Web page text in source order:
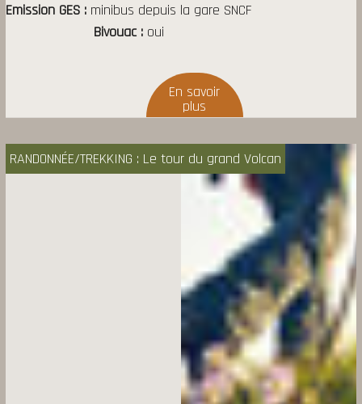
Emission GES
minibus depuis la gare SNCF
Bivouac
oui
RANDONNÉE/TREKKING : Le tour du grand Volcan